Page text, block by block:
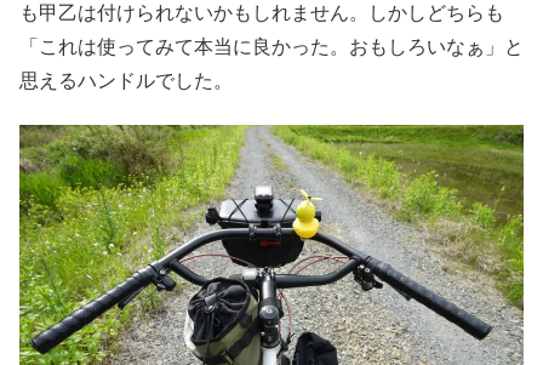
も甲乙は付けられないかもしれません。しかしどちらも
「これは使ってみて本当に良かった。おもしろいなぁ」と
思えるハンドルでした。